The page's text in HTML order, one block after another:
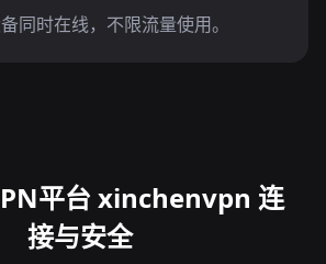
同时在线，不限流量使用。
平台 xinchenvpn 连
接与安全